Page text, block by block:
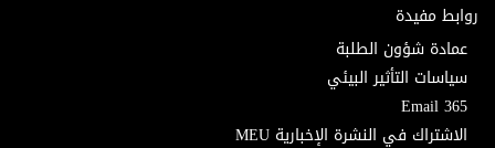
روابط مفيدة
عمادة شؤون الطلبة
سياسات التأثير البيئي
Email 365
الاشتراك في النشرة الإخبارية MEU